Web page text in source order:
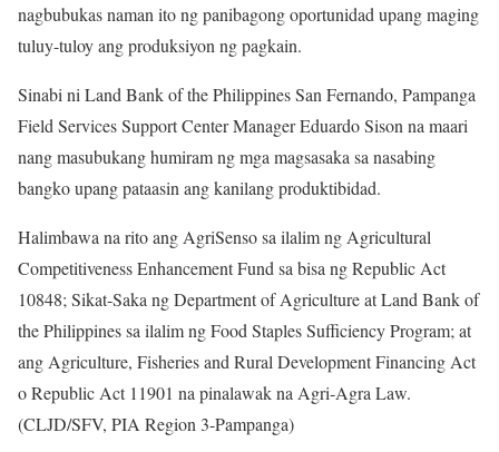
nagbubukas naman ito ng panibagong oportunidad upang maging
tuluy-tuloy ang produksiyon ng pagkain.
Sinabi ni Land Bank of the Philippines San Fernando, Pampanga
Field Services Support Center Manager Eduardo Sison na maari
nang masubukang humiram ng mga magsasaka sa nasabing
bangko upang pataasin ang kanilang produktibidad.
Halimbawa na rito ang AgriSenso sa ilalim ng Agricultural
Competitiveness Enhancement Fund sa bisa ng Republic Act
10848; Sikat-Saka ng Department of Agriculture at Land Bank of
the Philippines sa ilalim ng Food Staples Sufficiency Program; at
ang Agriculture, Fisheries and Rural Development Financing Act
o Republic Act 11901 na pinalawak na Agri-Agra Law.
(CLJD/SFV, PIA Region 3-Pampanga)